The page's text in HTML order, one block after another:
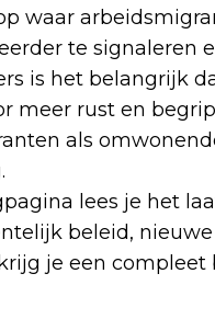
waar
te signaleren
is het belangrijk
meer rust en
als
lees je het
beleid,
je een